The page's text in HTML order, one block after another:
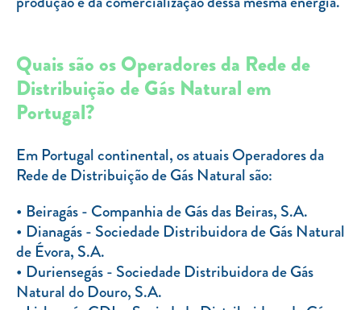
Quais são os Operadores da Rede de
Distribuição de Gás Natural em
Portugal?
Em Portugal continental, os atuais Operadores da
Rede de Distribuição de Gás Natural são:
Beiragás - Companhia de Gás das Beiras, S.A.
Dianagás - Sociedade Distribuidora de Gás Natural
de Évora, S.A.
Duriensegás - Sociedade Distribuidora de Gás
Natural do Douro, S.A.